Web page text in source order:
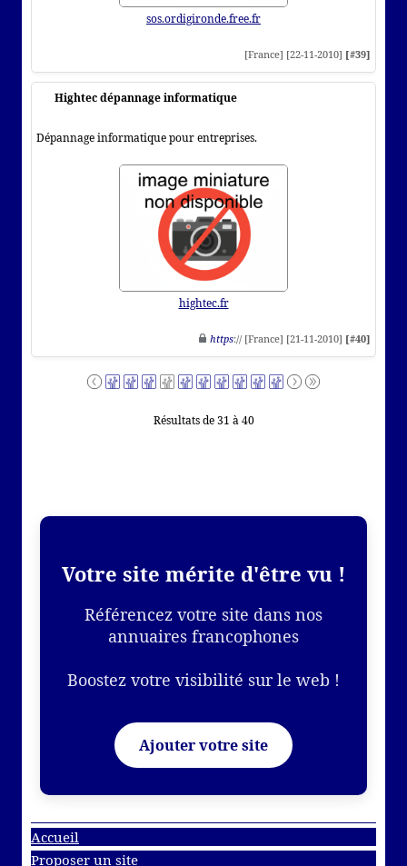
sos.ordigironde.free.fr
[France] [22-11-2010] [#39]
Hightec dépannage informatique
Dépannage informatique pour entreprises.
hightec.fr
https:// [France] [21-11-2010] [#40]
Résultats de 31 à 40
Votre site mérite d'être vu !
Référencez votre site dans nos
annuaires francophones
Boostez votre visibilité sur le web !
Ajouter votre site
Accueil
Proposer un site